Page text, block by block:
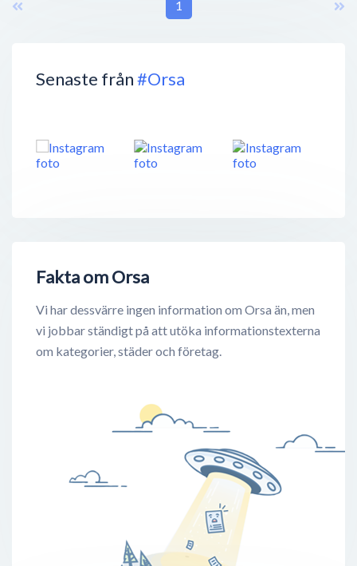
Senaste från#Orsa
Fakta om Orsa
Vi har dessvärre ingen information om Orsa än, men
vi jobbar ständigt på att utöka informationstexterna
om kategorier, städer och företag.
1